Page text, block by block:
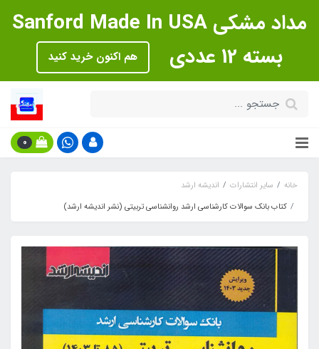
مداد مشکی Sanford Made In USA
بسته 12 عددی
هم اکنون خرید کنید
0
خانه سایر انتشارات
اندیشه ارشد
کتاب بانک سوالات کارشناسی ارشد روانشناسی تربیتی (نشر اندیشه ارشد)